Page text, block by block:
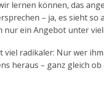
lernen können, das
– ja, es sieht so
ein Angebot unter
viel radikaler: Nur wer
heraus – ganz gleich